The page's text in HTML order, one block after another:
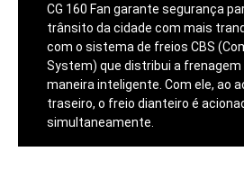
CG 160 Fan garante segurança
trânsito da cidade com mais
com o sistema de freios CBS
System) que distribui a frenagem
maneira inteligente. Com ele, ao
traseiro, o freio dianteiro é
simultaneamente.